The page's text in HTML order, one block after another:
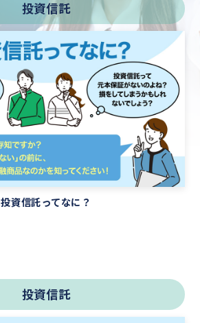
投資信託
投資信託ってなに？
投資信託